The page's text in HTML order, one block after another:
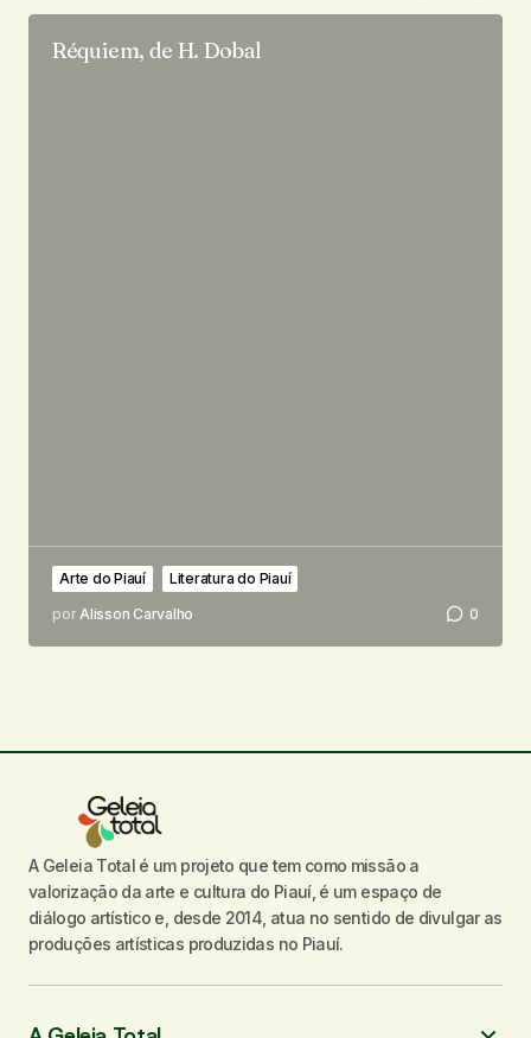
Réquiem, de H. Dobal
Arte do Piauí
Literatura do Piauí
por Alisson Carvalho 0
A Geleia Total é um projeto que tem como missão a
valorização da arte e cultura do Piauí, é um espaço de
diálogo artístico e, desde 2014, atua no sentido de divulgar as
produções artísticas produzidas no Piauí.